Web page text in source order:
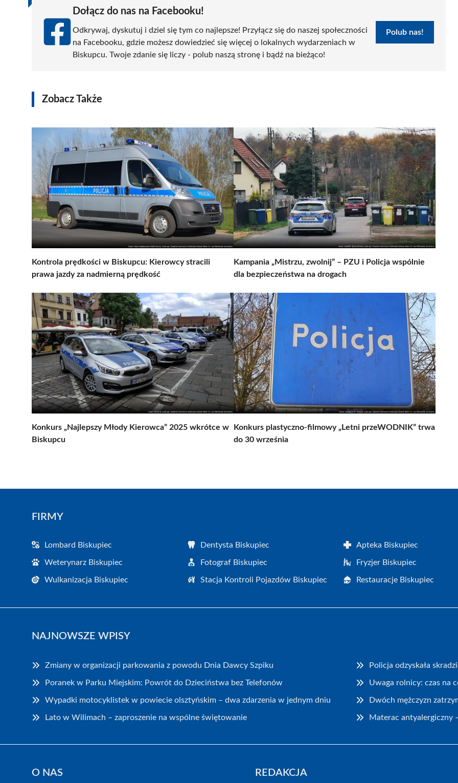
Dołącz do nas na Facebooku!
Odkrywaj, dyskutuj i dziel się tym co najlepsze! Przyłącz się do naszej społeczności
na Facebooku, gdzie możesz dowiedzieć się więcej o lokalnych wydarzeniach w
Biskupcu. Twoje zdanie się liczy - polub naszą stronę i bądź na bieżąco!
Polub nas!
Zobacz Także
Kontrola prędkości w Biskupcu: Kierowcy stracili
prawa jazdy za nadmierną prędkość
Kampania „Mistrzu, zwolnij” – PZU i Policja wspólnie
dla bezpieczeństwa na drogach
Konkurs „Najlepszy Młody Kierowca” 2025 wkrótce w
Biskupcu
Konkurs plastyczno-filmowy „Letni przeWODNIK” trwa
do 30 września
FIRMY
Lombard Biskupiec Dentysta Biskupiec Apteka Biskupiec
Weterynarz Biskupiec Fotograf Biskupiec Fryzjer Biskupiec
Wulkanizacja Biskupiec Stacja Kontroli Pojazdów Biskupiec Restauracje Biskupiec
NAJNOWSZE WPISY
Zmiany w organizacji parkowania z powodu Dnia Dawcy Szpiku Policja odzyskała
Poranek w Parku Miejskim: Powrót do Dzieciństwa bez Telefonów Uwaga rolnicy: czas na
Wypadki motocyklistek w powiecie olsztyńskim – dwa zdarzenia w jednym dniu Dwóch mężczyzn
Lato w Wilimach – zaproszenie na wspólne świętowanie Materac antyalergiczny
O NAS REDAKCJA